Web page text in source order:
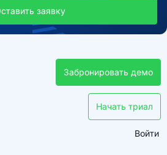
заявку
Забронировать демо
Начать триал
Войти